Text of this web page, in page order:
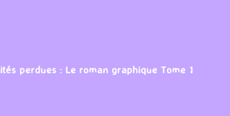
perdues : Le roman graphique Tome 1